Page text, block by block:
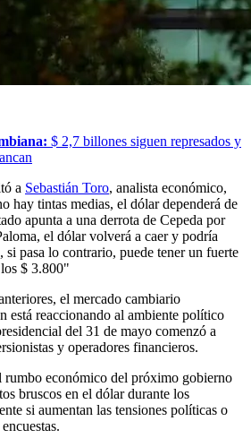
$ 2,7 billones siguen represados y
a Sebastián Toro, analista económico,
hay tintas medias, el dólar dependerá de
apunta a una derrota de Cepeda por
el dólar volverá a caer y podría
si pasa lo contrario, puede tener un fuerte
$ 3.800"
el mercado cambiario
está reaccionando al ambiente político
del 31 de mayo comenzó a
y operadores financieros.
rumbo económico del próximo gobierno
bruscos en el dólar durante los
si aumentan las tensiones políticas o